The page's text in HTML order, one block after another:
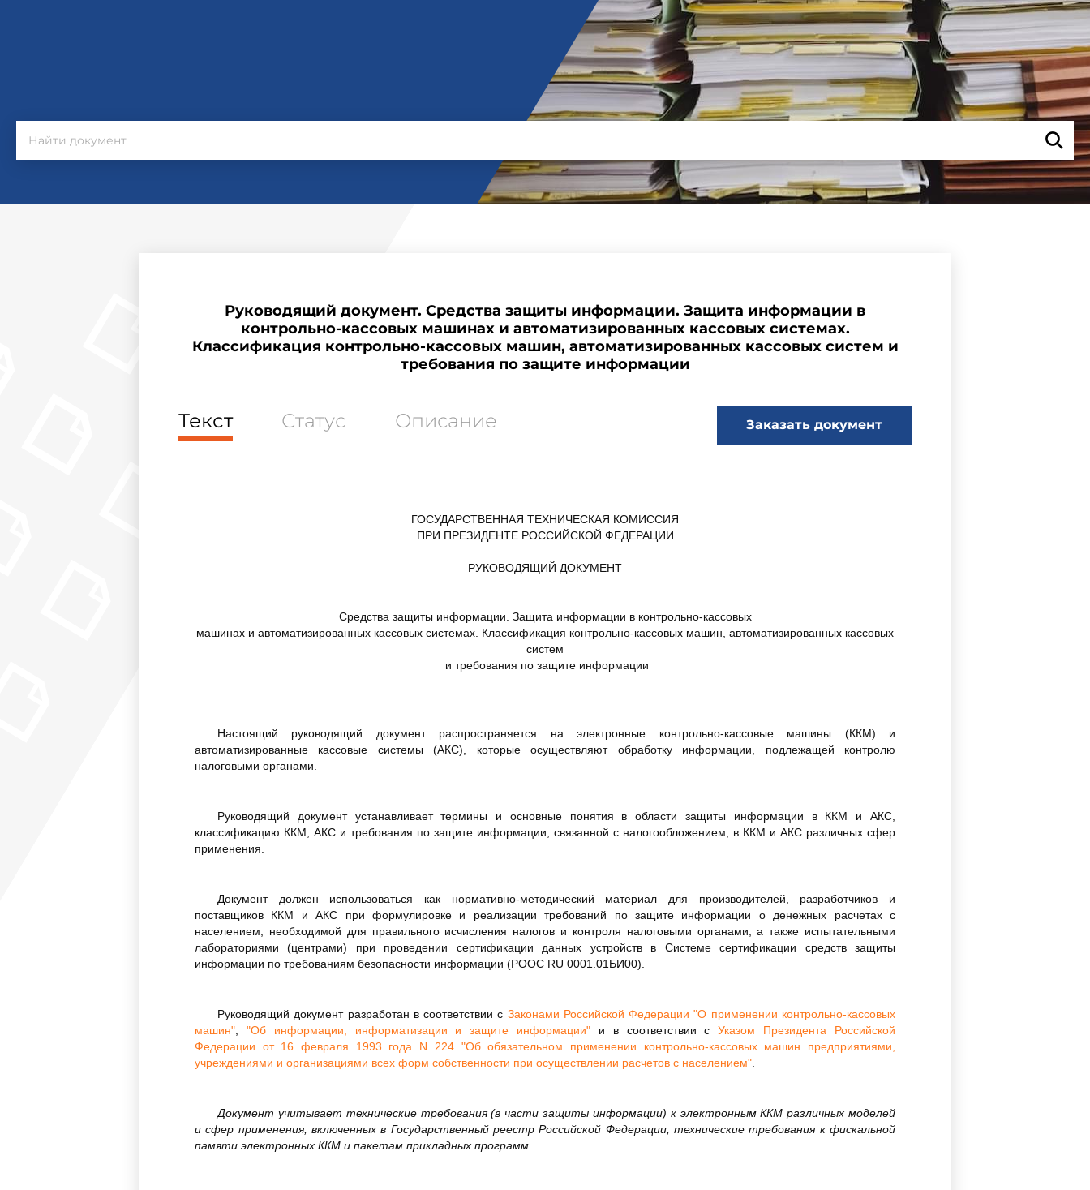
Руководящий документ. Средства защиты информации. Защита информации в
контрольно-кассовых машинах и автоматизированных кассовых системах.
Классификация контрольно-кассовых машин, автоматизированных кассовых систем и
требования по защите информации
Текст Статус Описание Заказать документ
ГОСУДАРСТВЕННАЯ ТЕХНИЧЕСКАЯ КОМИССИЯ
ПРИ ПРЕЗИДЕНТЕ РОССИЙСКОЙ ФЕДЕРАЦИИ
РУКОВОДЯЩИЙ ДОКУМЕНТ
Средства защиты информации. Защита информации в контрольно-кассовых
машинах и автоматизированных кассовых системах. Классификация контрольно-кассовых машин, автоматизированных кассовых
систем
и требования по защите информации
Настоящий руководящий документ распространяется на электронные контрольно-кассовые машины (ККМ) и
автоматизированные кассовые системы (АКС), которые осуществляют обработку информации, подлежащей контролю
налоговыми органами.
Руководящий документ устанавливает термины и основные понятия в области защиты информации в ККМ и АКС,
классификацию ККМ, АКС и требования по защите информации, связанной с налогообложением, в ККМ и АКС различных сфер
применения.
Документ должен использоваться как нормативно-методический материал для производителей, разработчиков и
поставщиков ККМ и АКС при формулировке и реализации требований по защите информации о денежных расчетах с
населением, необходимой для правильного исчисления налогов и контроля налоговыми органами, а также испытательными
лабораториями (центрами) при проведении сертификации данных устройств в Системе сертификации средств защиты
информации по требованиям безопасности информации (РООС RU 0001.01БИ00).
Руководящий документ разработан в соответствии с Законами Российской Федерации "О применении контрольно-кассовых
машин"
"Об информации, информатизации и защите информации" и в соответствии сУказом Президента Российской
Федерации от 16 февраля 1993 года N 224 "Об обязательном применении контрольно-кассовых машин предприятиями,
учреждениями и организациями всех форм собственности при осуществлении расчетов с населением"
Документ учитывает технические требования (в части защиты информации) к электронным ККМ различных моделей
и сфер применения, включенных в Государственный реестр Российской Федерации, технические требования к фискальной
памяти электронных ККМ и пакетам прикладных программ.